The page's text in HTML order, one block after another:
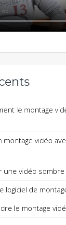
le montage
vidéo
une vidéo sombre
logiciel de
le montage